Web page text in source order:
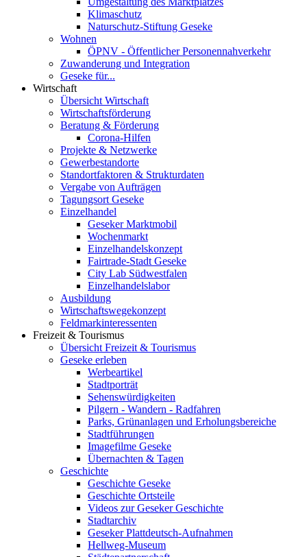
Klimaschutz
Naturschutz-Stiftung Geseke
Wohnen
ÖPNV - Öffentlicher Personennahverkehr
Zuwanderung und Integration
Geseke für...
Wirtschaft
Übersicht Wirtschaft
Wirtschaftsförderung
Beratung & Förderung
Corona-Hilfen
Projekte & Netzwerke
Gewerbestandorte
Standortfaktoren & Strukturdaten
Vergabe von Aufträgen
Tagungsort Geseke
Einzelhandel
Geseker Marktmobil
Wochenmarkt
Einzelhandelskonzept
Fairtrade-Stadt Geseke
City Lab Südwestfalen
Einzelhandelslabor
Ausbildung
Wirtschaftswegekonzept
Feldmarkinteressenten
Freizeit & Tourismus
Übersicht Freizeit & Tourismus
Geseke erleben
Werbeartikel
Stadtporträt
Sehenswürdigkeiten
Pilgern - Wandern - Radfahren
Parks, Grünanlagen und Erholungsbereiche
Stadtführungen
Imagefilme Geseke
Übernachten & Tagen
Geschichte
Geschichte Geseke
Geschichte Ortsteile
Videos zur Geseker Geschichte
Stadtarchiv
Geseker Plattdeutsch-Aufnahmen
Hellweg-Museum